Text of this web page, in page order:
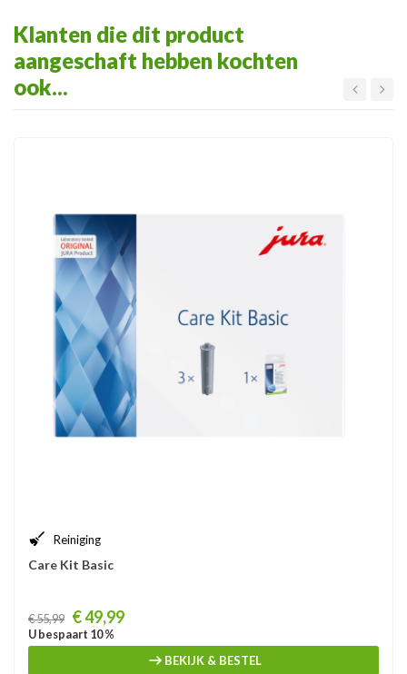
Klanten die dit product
aangeschaft hebben kochten
ook...
Reiniging
Care Kit Basic
Prijs
€ 55,99 € 49,99
U bespaart 10 %
BEKIJK & BESTEL